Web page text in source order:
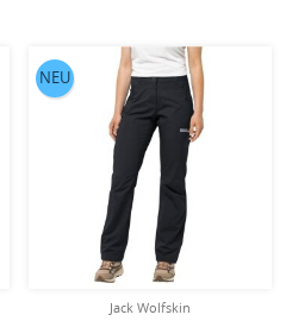
Jack Wolfskin
NEU